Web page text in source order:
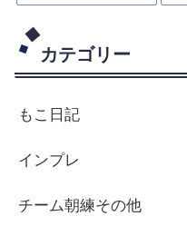
カテゴリー
もこ日記
インプレ
チーム朝練その他